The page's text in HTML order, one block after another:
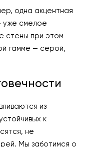
одна акцентная
уже смелое
стены при этом
гамме — серой,
из
к
не
Мы заботимся о